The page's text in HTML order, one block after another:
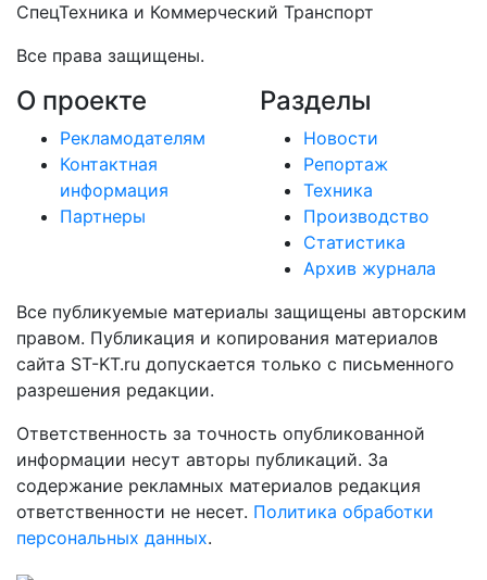
СпецТехника и Коммерческий Транспорт
Все права защищены.
О проекте
Рекламодателям
Контактная
информация
Партнеры
Разделы
Новости
Репортаж
Техника
Производство
Статистика
Архив журнала
Все публикуемые материалы защищены авторским
правом. Публикация и копирования материалов
сайта ST-KT.ru допускается только с письменного
разрешения редакции.
Ответственность за точность опубликованной
информации несут авторы публикаций. За
содержание рекламных материалов редакция
ответственности не несет. Политика обработки
персональных данных.